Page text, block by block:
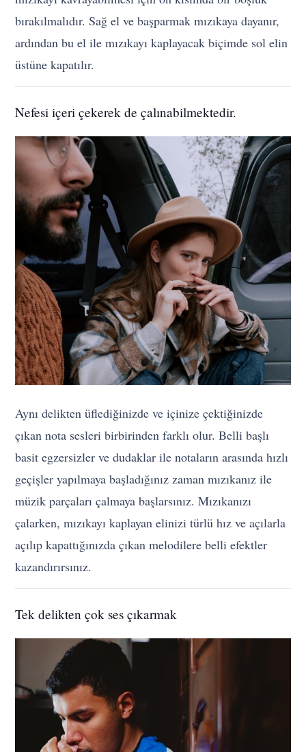
bırakılmalıdır. Sağ el ve başparmak mızıkaya dayanır,
ardından bu el ile mızıkayı kaplayacak biçimde sol elin
üstüne kapatılır.
Nefesi içeri çekerek de çalınabilmektedir.
Aynı delikten üflediğinizde ve içinize çektiğinizde
çıkan nota sesleri birbirinden farklı olur. Belli başlı
basit egzersizler ve dudaklar ile notaların arasında hızlı
geçişler yapılmaya başladığınız zaman mızıkanız ile
müzik parçaları çalmaya başlarsınız. Mızıkanızı
çalarken, mızıkayı kaplayan elinizi türlü hız ve açılarla
açılıp kapattığınızda çıkan melodilere belli efektler
kazandırırsınız.
Tek delikten çok ses çıkarmak